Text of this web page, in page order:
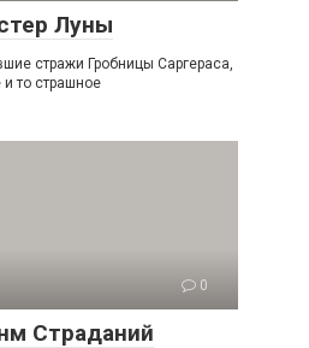
Луны
стражи Гробницы Саргераса,
то страшное
0
Страданий